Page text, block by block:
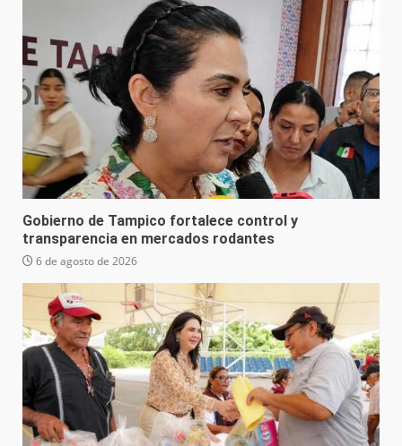
Gobierno de Tampico fortalece control y
transparencia en mercados rodantes
6 de agosto de 2026